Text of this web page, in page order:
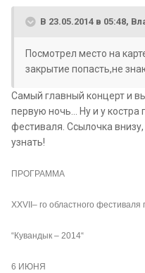
В 23.05.2014 в 05:48,
Посмотрел место на
закрытие попасть,не
Самый главный концерт и
первую ночь... Ну и у
фестиваля. Ссылочка
узнать!
ПРОГРАММА
ХXVII– го областного фестиваля
“Кувандык – 2014“
6 ИЮНЯ